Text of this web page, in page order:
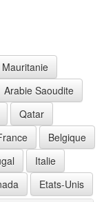
Mauritanie
Arabie Saoudite
Qatar
Belgique
Italie
Etats-Unis